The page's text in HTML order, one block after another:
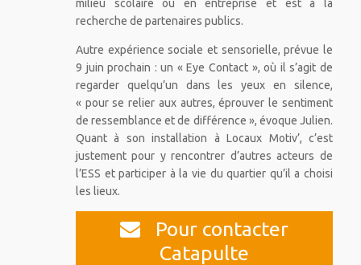
milieu scolaire ou en entreprise et est à la
recherche de partenaires publics.
Autre expérience sociale et sensorielle, prévue le
9 juin prochain : un « Eye Contact », où il s’agit de
regarder quelqu’un dans les yeux en silence,
« pour se relier aux autres, éprouver le sentiment
de ressemblance et de différence », évoque Julien.
Quant à son installation à Locaux Motiv’, c’est
justement pour y rencontrer d’autres acteurs de
l’ESS et participer à la vie du quartier qu’il a choisi
les lieux.
Pour contacter
Catapulte